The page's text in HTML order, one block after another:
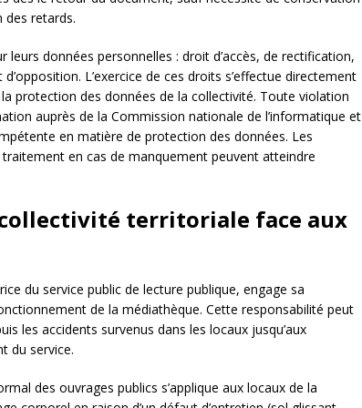
des retards.
données personnelles : droit d’accès, de rectification,
L’exercice de ces droits s’effectue directement
protection des données de la collectivité. Toute violation
auprès de la Commission nationale de l’informatique et
en matière de protection des données. Les
en cas de manquement peuvent atteindre
territoriale face aux
du service public de lecture publique, engage sa
de la médiathèque. Cette responsabilité peut
les accidents survenus dans les locaux jusqu’aux
du service.
des ouvrages publics s’applique aux locaux de la